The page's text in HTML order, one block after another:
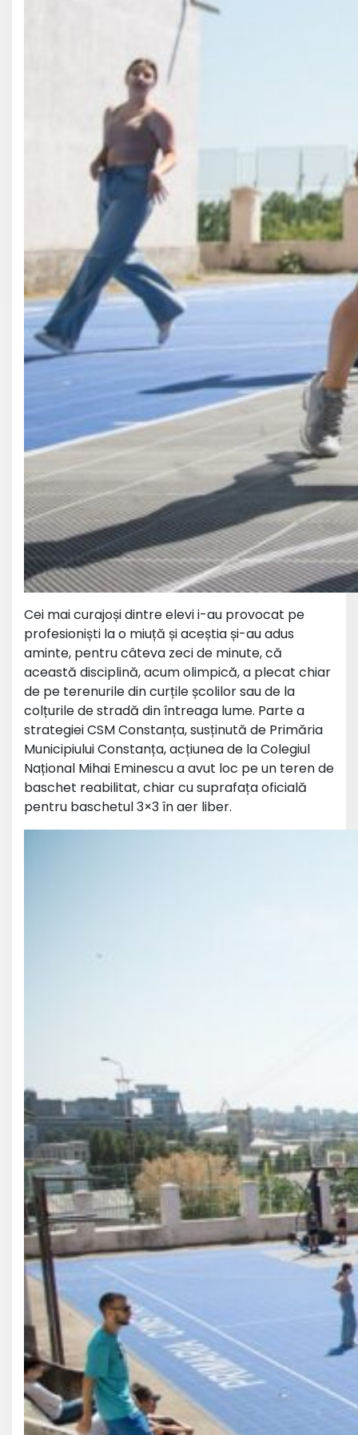
Cei mai curajoși dintre elevi i-au provocat pe
profesioniști la o miuță și aceștia și-au adus
aminte, pentru câteva zeci de minute, că
această disciplină, acum olimpică, a plecat chiar
de pe terenurile din curțile școlilor sau de la
colțurile de stradă din întreaga lume. Parte a
strategiei CSM Constanța, susținută de Primăria
Municipiului Constanța, acțiunea de la Colegiul
Național Mihai Eminescu a avut loc pe un teren de
baschet reabilitat, chiar cu suprafața oficială
pentru baschetul 3×3 în aer liber.